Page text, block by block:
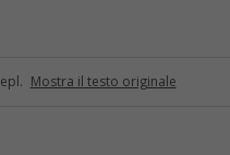
Mostra il testo originale